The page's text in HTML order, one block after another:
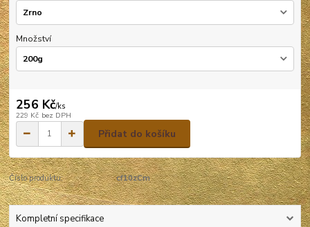
Množství
256 Kč/ks
229 Kč bez DPH
Přidat do košíku
Číslo produktu: cf10zCm
Kompletní specifikace